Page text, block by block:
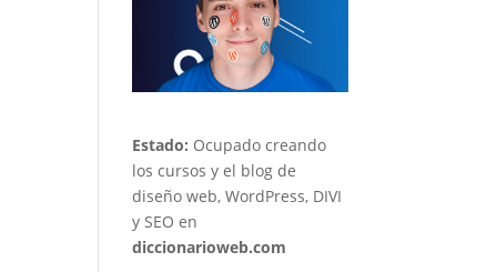
Estado: Ocupado creando
los cursos y el blog de
diseño web, WordPress, DIVI
y SEO en
diccionarioweb.com